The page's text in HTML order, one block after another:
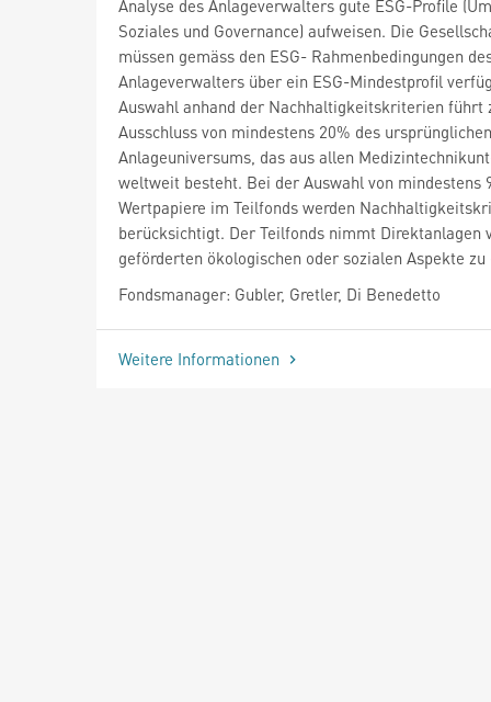
Analyse des Anlageverwalters gute ESG-Profile
Soziales und Governance) aufweisen. Die
müssen gemäss den ESG- Rahmenbedingungen
Anlageverwalters über ein ESG-Mindestprofil
Auswahl anhand der Nachhaltigkeitskriterien führt
Ausschluss von mindestens 20% des ursprünglichen
Anlageuniversums, das aus allen
weltweit besteht. Bei der Auswahl von mindestens
Wertpapiere im Teilfonds werden
berücksichtigt. Der Teilfonds nimmt Direktanlagen
geförderten ökologischen oder sozialen Aspekte
Fondsmanager: Gubler, Gretler, Di Benedetto
Weitere Informationen